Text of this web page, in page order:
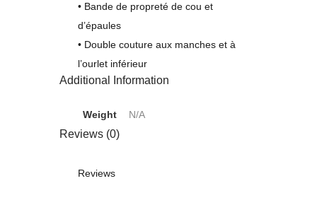
• Bande de propreté de cou et
d’épaules
• Double couture aux manches et à
l’ourlet inférieur
Additional Information
Weight N/A
Reviews (0)
Reviews